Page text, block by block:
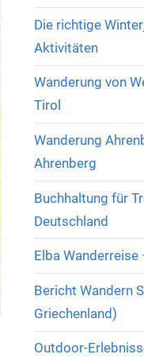
Die richtige
Aktivitäten
Wanderung von
Tirol
Wanderung
Ahrenberg
Buchhaltung für
Deutschland
Elba Wanderreise
Bericht Wandern
Griechenland)
Outdoor-